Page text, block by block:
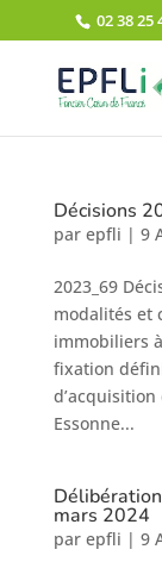
02 38 25
Décisions
par epfli | 9
2023_69
modalités et
immobiliers
fixation
Essonne...
mars 2024
par epfli | 9